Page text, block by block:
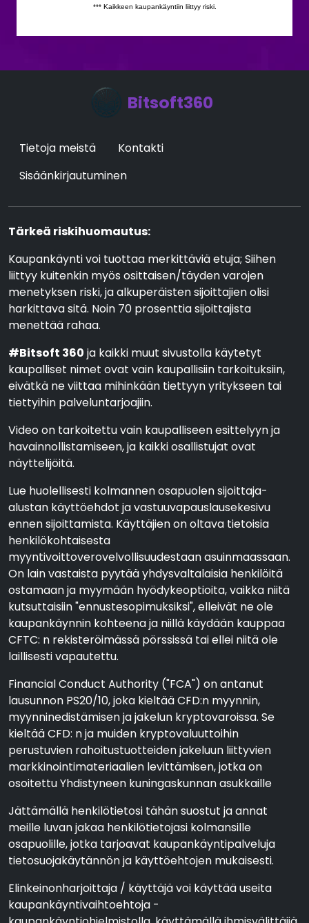
Bitsoft360
Tietoja meistä
Kontakti
Sisäänkirjautuminen
Tärkeä riskihuomautus:
Kaupankäynti voi tuottaa merkittäviä etuja; Siihen
liittyy kuitenkin myös osittaisen/täyden varojen
menetyksen riski, ja alkuperäisten sijoittajien olisi
harkittava sitä. Noin 70 prosenttia sijoittajista
menettää rahaa.
#Bitsoft 360 ja kaikki muut sivustolla käytetyt
kaupalliset nimet ovat vain kaupallisiin tarkoituksiin,
eivätkä ne viittaa mihinkään tiettyyn yritykseen tai
tiettyihin palveluntarjoajiin.
Video on tarkoitettu vain kaupalliseen esittelyyn ja
havainnollistamiseen, ja kaikki osallistujat ovat
näyttelijöitä.
Lue huolellisesti kolmannen osapuolen sijoittaja-
alustan käyttöehdot ja vastuuvapauslausekesivu
ennen sijoittamista. Käyttäjien on oltava tietoisia
henkilökohtaisesta
myyntivoittoverovelvollisuudestaan asuinmaassaan.
On lain vastaista pyytää yhdysvaltalaisia henkilöitä
ostamaan ja myymään hyödykeoptioita, vaikka niitä
kutsuttaisiin "ennustesopimuksiksi", elleivät ne ole
kaupankäynnin kohteena ja niillä käydään kauppaa
CFTC: n rekisteröimässä pörssissä tai ellei niitä ole
laillisesti vapautettu.
Financial Conduct Authority ("FCA") on antanut
lausunnon PS20/10, joka kieltää CFD:n myynnin,
myynninedistämisen ja jakelun kryptovaroissa. Se
kieltää CFD: n ja muiden kryptovaluuttoihin
perustuvien rahoitustuotteiden jakeluun liittyvien
markkinointimateriaalien levittämisen, jotka on
osoitettu Yhdistyneen kuningaskunnan asukkaille
Jättämällä henkilötietosi tähän suostut ja annat
meille luvan jakaa henkilötietojasi kolmansille
osapuolille, jotka tarjoavat kaupankäyntipalveluja
tietosuojakäytännön ja käyttöehtojen mukaisesti.
Elinkeinonharjoittaja / käyttäjä voi käyttää useita
kaupankäyntivaihtoehtoja -